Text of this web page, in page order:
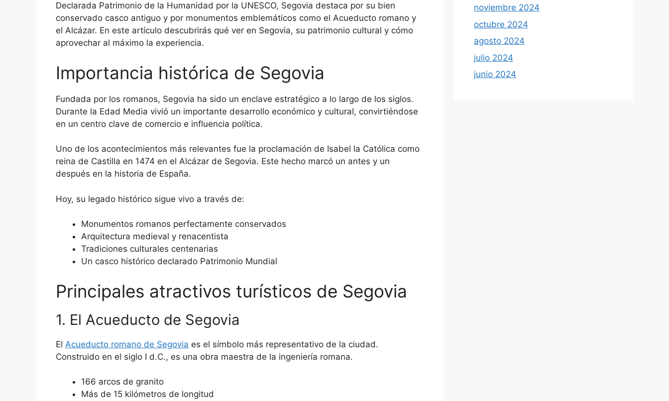
Declarada Patrimonio de la Humanidad por la UNESCO, Segovia destaca por su bien
conservado casco antiguo y por monumentos emblemáticos como el Acueducto romano y
el Alcázar. En este artículo descubrirás qué ver en Segovia, su patrimonio cultural y cómo
aprovechar al máximo la experiencia.
Importancia histórica de Segovia
Fundada por los romanos, Segovia ha sido un enclave estratégico a lo largo de los siglos.
Durante la Edad Media vivió un importante desarrollo económico y cultural, convirtiéndose
en un centro clave de comercio e influencia política.
Uno de los acontecimientos más relevantes fue la proclamación de Isabel la Católica como
reina de Castilla en 1474 en el Alcázar de Segovia. Este hecho marcó un antes y un
después en la historia de España.
Hoy, su legado histórico sigue vivo a través de:
Monumentos romanos perfectamente conservados
Arquitectura medieval y renacentista
Tradiciones culturales centenarias
Un casco histórico declarado Patrimonio Mundial
Principales atractivos turísticos de Segovia
1. El Acueducto de Segovia
El Acueducto romano de Segovia es el símbolo más representativo de la ciudad.
Construido en el siglo I d.C., es una obra maestra de la ingeniería romana.
166 arcos de granito
Más de 15 kilómetros de longitud
noviembre 2024
octubre 2024
agosto 2024
julio 2024
junio 2024